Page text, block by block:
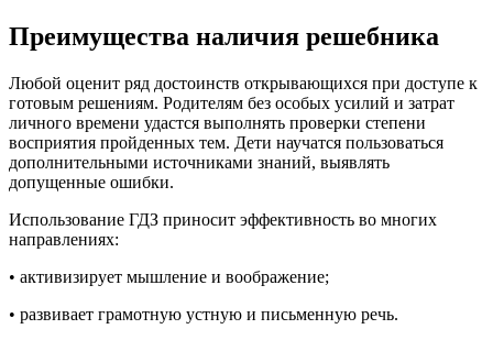
Преимущества наличия решебника
Любой оценит ряд достоинств открывающихся при доступе к
готовым решениям. Родителям без особых усилий и затрат
личного времени удастся выполнять проверки степени
восприятия пройденных тем. Дети научатся пользоваться
дополнительными источниками знаний, выявлять
допущенные ошибки.
Использование ГДЗ приносит эффективность во многих
направлениях:
• активизирует мышление и воображение;
• развивает грамотную устную и письменную речь.